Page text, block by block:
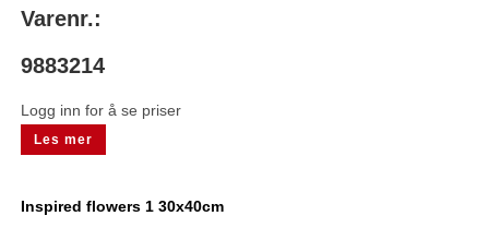
Varenr.:
9883214
Logg inn for å se priser
Les mer
Inspired flowers 1 30x40cm